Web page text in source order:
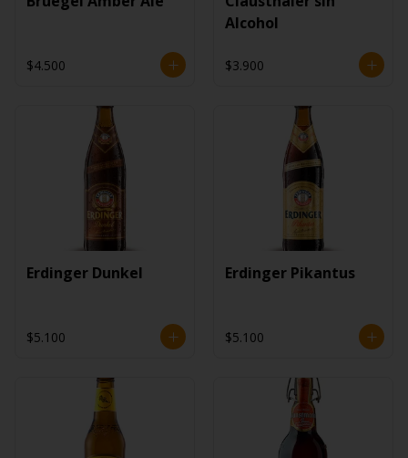
$4.500
Alcohol
$3.900
Erdinger Dunkel
$5.100
Erdinger Pikantus
$5.100